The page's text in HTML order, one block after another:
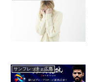
サンフレッチェ広島